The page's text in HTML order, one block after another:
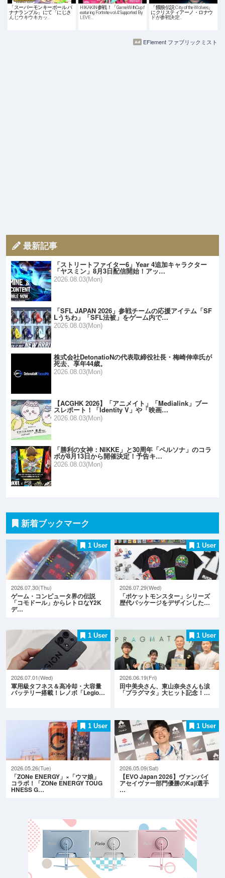
「スーパーモンキーボール バ
ナナランブル」にて「にじさ
んじウキウキカッ…
HIKAKIN参戦！「GameWithCup f
eaturing Fortnite vol.4 Supported By
LEVE…
「餓狼伝説 City of the Wolves」
にクリスティアーノ・ロナウ
ドが参戦決定…
EFlement ファブリックミスト
最新記事
「ストリートファイター6」Year 4追加キャラクター
「ヤスミン」8月3日配信開始！アッ…
2026.08.03(Mon)
「SFL JAPAN 2026」参戦チームの応援アイテム「SF
Lうちわ」「SFL法被」をゲーム内で…
2026.08.03(Mon)
株式会社DetonatioNの代表取締役社長・梅崎伸幸氏が
死去、享年44歳。
2026.08.03(Mon)
【ACGHK 2026】「アニメイト」「Medialink」ブー
スレポート！「Identity V」や「映画…
2026.08.03(Mon)
「勝利の女神：NIKKE」と30周年「ペルソナ」のコラ
ボが8月13日から開催決定！予告キ…
2026.08.03(Mon)
新着ブックマーク
1 User
2026.07.30(Thu)
ゲーム・コンピュータ界の伝説
「コモドール」からレトロなY2K
デ…
1 User
2026.07.29(Wed)
「ポケットモンスター」シリーズ
歴代パッケージをデザインした…
1 User
2026.07.01(Wed)
軍用級タフネス＆高冷却・大容量
バッテリー搭載！レノボ「Legio…
1 User
2026.06.19(Fri)
田中美央さん、東山奈央さんも涙
「プラグマタ」大ヒット記念！…
1 User
2026.05.26(Tue)
「ZONe ENERGY」×「ウマ娘」
コラボ！「ZONe ENERGY TOUG
HNESS G…
1 User
2026.05.09(Sat)
【EVO Japan 2026】ヴァンパイ
アセイヴァー部門優勝のKaji選手
…